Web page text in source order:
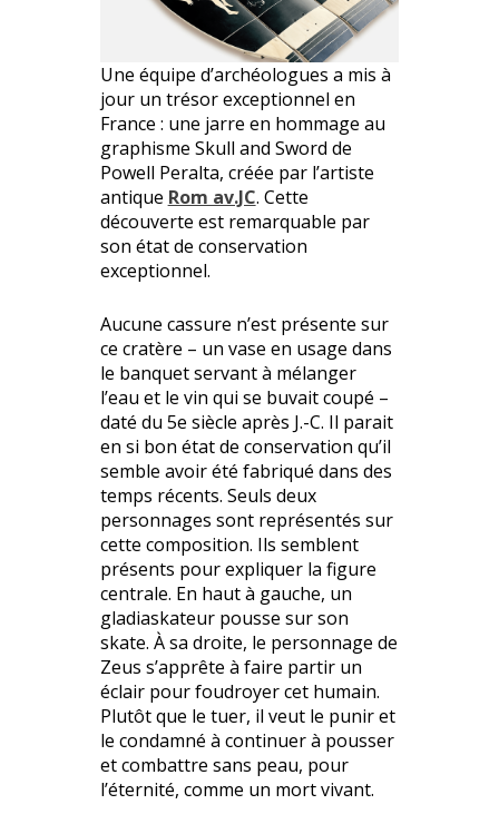
Une équipe d’archéologues a mis à
jour un trésor exceptionnel en
France : une jarre en hommage au
graphisme Skull and Sword de
Powell Peralta, créée par l’artiste
antique Rom av.JC. Cette
découverte est remarquable par
son état de conservation
exceptionnel.
Aucune cassure n’est présente sur
ce cratère – un vase en usage dans
le banquet servant à mélanger
l’eau et le vin qui se buvait coupé –
daté du 5e siècle après J.-C. Il parait
en si bon état de conservation qu’il
semble avoir été fabriqué dans des
temps récents. Seuls deux
personnages sont représentés sur
cette composition. Ils semblent
présents pour expliquer la figure
centrale. En haut à gauche, un
gladiaskateur pousse sur son
skate. À sa droite, le personnage de
Zeus s’apprête à faire partir un
éclair pour foudroyer cet humain.
Plutôt que le tuer, il veut le punir et
le condamné à continuer à pousser
et combattre sans peau, pour
l’éternité, comme un mort vivant.